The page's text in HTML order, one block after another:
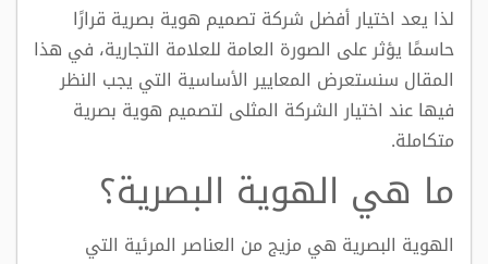
لذا يعد اختيار أفضل شركة تصميم هوية بصرية قرارًا
حاسمًا يؤثر على الصورة العامة للعلامة التجارية، في هذا
المقال سنستعرض المعايير الأساسية التي يجب النظر
فيها عند اختيار الشركة المثلى لتصميم هوية بصرية
متكاملة.
ما هي الهوية البصرية؟
الهوية البصرية هي مزيج من العناصر المرئية التي